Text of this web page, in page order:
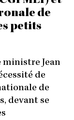
de
petits
Jean
de
de
devant se